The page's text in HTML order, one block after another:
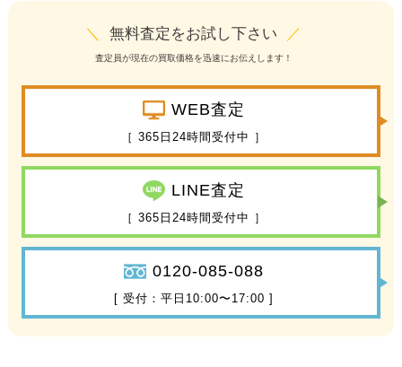
＼ 無料査定をお試し下さい ／
査定員が現在の買取価格を迅速にお伝えします！
WEB査定
［ 365日24時間受付中 ］
LINE査定
［ 365日24時間受付中 ］
0120-085-088
[ 受付：平日10:00〜17:00 ]